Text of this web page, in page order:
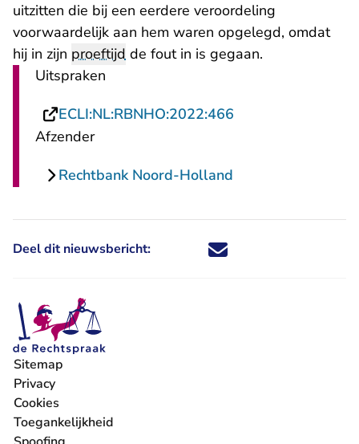
uitzitten die bij een eerdere veroordeling
voorwaardelijk aan hem waren opgelegd, omdat
hij in zijn proeftijd de fout in is gegaan.
Uitspraken
ECLI:NL:RBNHO:2022:466
Afzender
Rechtbank Noord-Holland
Deel dit nieuwsbericht: Deel dit nieuwsbericht via X -
Deel dit nieuwsbericht via
Deel dit nieuwsbericht
Deel dit
Sitemap
Privacy
Cookies
Toegankelijkheid